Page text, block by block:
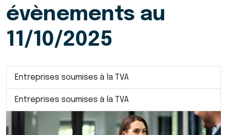
évènements au
11/10/2025
Entreprises soumises à la TVA
Entreprises soumises à la TVA